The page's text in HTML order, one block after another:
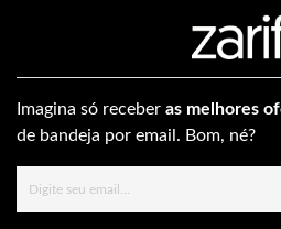
Imagina só receber as melhores
de bandeja por email. Bom, né?